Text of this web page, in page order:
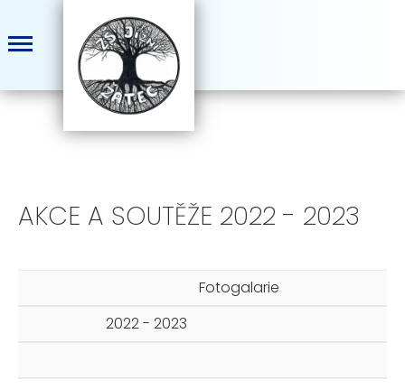
AKCE A SOUTĚŽE 2022 - 2023
Fotogalarie
2022 - 2023